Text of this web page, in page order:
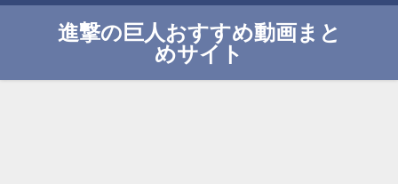
進撃の巨人おすすめ動画まと
めサイト